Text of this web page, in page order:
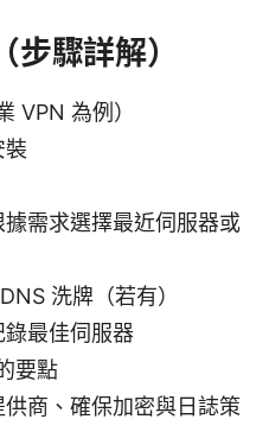
驟詳解）
VPN 為例）
裝
需求選擇最近伺服器或
洗牌（若有）
最佳伺服器
要點
商、確保加密與日誌策